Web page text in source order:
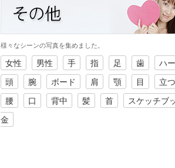
様々なシーンの写真を集めました。
女性 男性 手 指 足 歯
ハ
頭
腕 ボード 肩 顎 目 立つ
腰
口 背中 髪 首 スケッチブ
金